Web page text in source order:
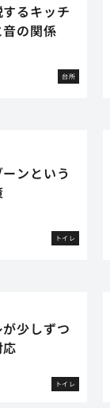
るキッチ
の関係
台所
ンという
トイレ
少しずつ
トイレ